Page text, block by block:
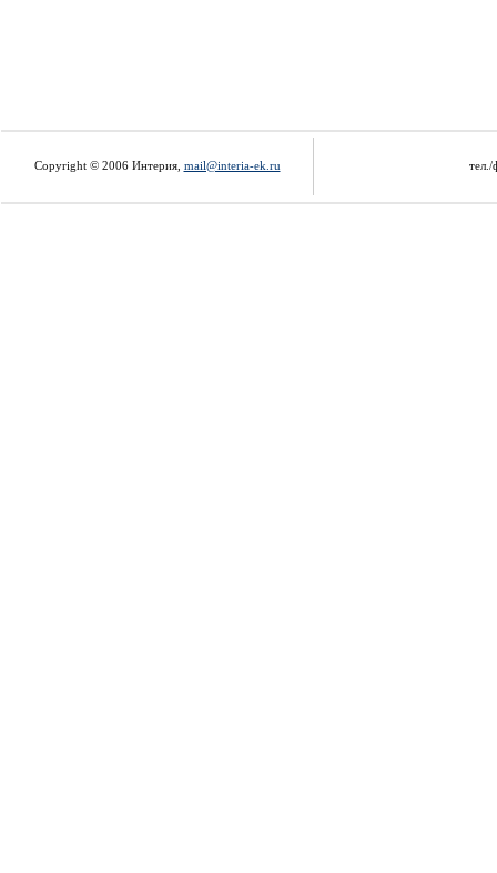
Copyright © 2006 Интерия, mail@interia-ek.ru